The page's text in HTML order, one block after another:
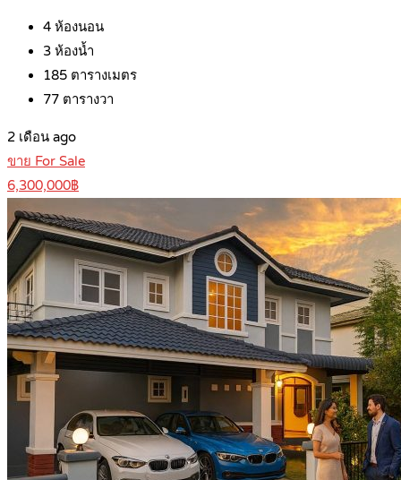
4 ห้องนอน
3 ห้องน้ำ
185 ตารางเมตร
77 ตารางวา
2 เดือน ago
ขาย For Sale
6,300,000฿